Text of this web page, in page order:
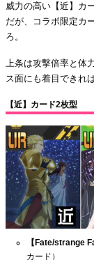
威力の高い【近】カ
だが、コラボ限定カ
ろ。
上条は攻撃倍率と体
ス面にも着目できれ
【近】カード2枚型
【Fate/strange
カード）